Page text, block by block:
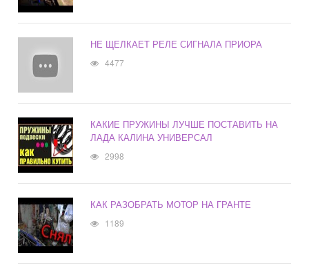
НЕ ЩЕЛКАЕТ РЕЛЕ СИГНАЛА ПРИОРА
4477
КАКИЕ ПРУЖИНЫ ЛУЧШЕ ПОСТАВИТЬ НА
ЛАДА КАЛИНА УНИВЕРСАЛ
2998
КАК РАЗОБРАТЬ МОТОР НА ГРАНТЕ
1189